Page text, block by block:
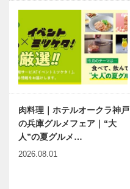
十二回 豪華
絢爛、三宮で
究極の忘年会
を開催！！
花一輪一輪が
お客様との
コミュニケー
ションをつむ
ぐ レクサス
宝塚
肉料理｜ホテルオークラ神戸
の兵庫グルメフェア｜“大
人”の夏グルメ…
2026.08.01